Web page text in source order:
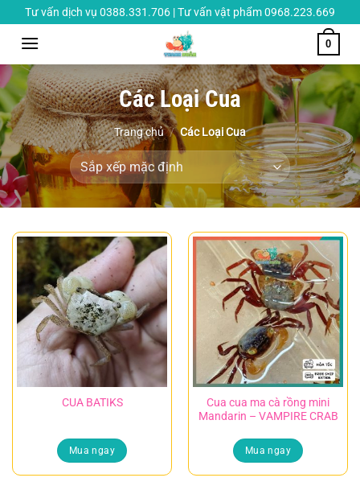
Chuyển
đến
dung
Tư vấn dịch vụ 0388.331.706 | Tư vấn vật phẩm 0968.223.669
0
Các Loại Cua
Trang chủ / Các Loại Cua
CUA BATIKS
Mua ngay
Cua cua ma cà rồng mini
Mandarin – VAMPIRE CRAB
Mua ngay